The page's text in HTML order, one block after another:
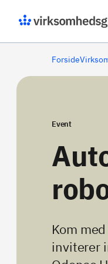
Forside
Event
Kom
inviterer